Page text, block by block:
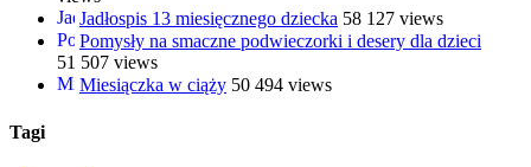
Jadłospis 13 miesięcznego dziecka 58 127 views
Pomysły na smaczne podwieczorki i desery dla dzieci
51 507 views
Miesiączka w ciąży 50 494 views
Tagi